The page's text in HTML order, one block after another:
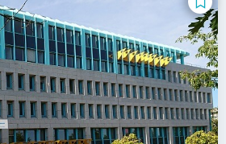
Management